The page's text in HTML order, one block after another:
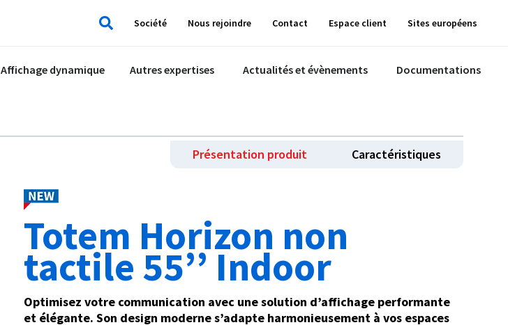
Société Nous rejoindre Contact Espace client Sites européens
Affichage dynamique Autres expertises Actualités et évènements Documentations
Présentation produit Caractéristiques
Totem Horizon non
tactile 55’’ Indoor
Optimisez votre communication avec une solution d’affichage performante
et élégante. Son design moderne s’adapte harmonieusement à vos espaces